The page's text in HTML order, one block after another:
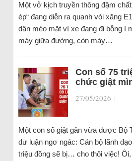
Một vở kịch truyền thông đậm
ép“ đang diễn ra quanh vòi xăng
dân méo mặt vì xe đang đi bỗng ì
máy giữa đường, còn máy…
Con số 75
chức giật
27/05/2026 |
Một con số giật gân vừa được Bộ
dư luận ngơ ngác: Cán bộ lãnh
triệu đồng sẽ bị… cho thôi việc!